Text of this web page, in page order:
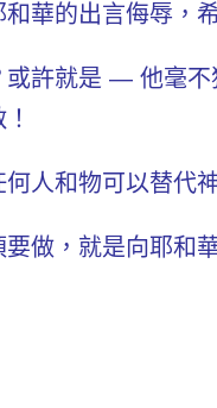
華的出言侮辱，
或許就是 — 他毫不
人和物可以替代
做，就是向耶和